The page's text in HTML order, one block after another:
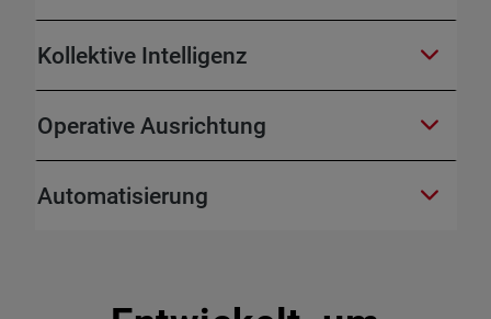
Kollektive Intelligenz
Operative Ausrichtung
Automatisierung